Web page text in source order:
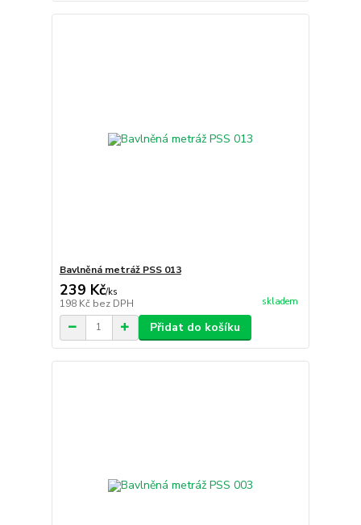
Bavlněná metráž PSS 013
239 Kč/ks
198 Kč bez DPH skladem
Přidat do košíku